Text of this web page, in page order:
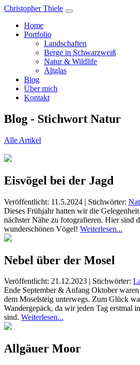
Christopher Thiele
Home
Portfolio
Landschaften
Berge in Schwarzweiß
Natur & Wildlife
Altglas
Blog
Über mich
Kontakt
Blog - Stichwort Natur
Alle Artikel
Eisvögel bei der Jagd
Veröffentlicht: 11.5.2024 | Stichwörter:
Dieses Frühjahr hatten wir die
nächster Nähe zu fotografieren. Hier sind
wunderschönen Vögel! Weiterlesen...
Nebel über der Mosel
Veröffentlicht: 21.12.2023 | Stichwörter:
Ende September & Anfang Oktober
dem Moselsteig unterwegs. Zum Glück
Wandergepäck, da wir jeden Tag erstmal
sind. Weiterlesen...
Allgäuer Moor